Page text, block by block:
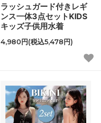
ラッシュガード付きレギ
ンス一体3点セットKIDS
キッズ子供用水着
4,980円(税込5,478円)